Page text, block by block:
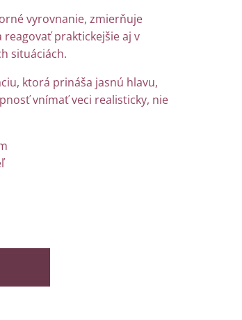
vyrovnanie, zmierňuje
praktickejšie aj v
situáciách.
ktorá prináša jasnú hlavu,
vnímať veci realisticky, nie